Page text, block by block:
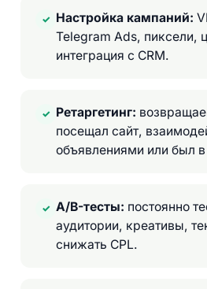
✓ Настройка кампаний:
Telegram Ads, пиксели,
интеграция с CRM.
✓ Ретаргетинг:
посещал сайт,
объявлениями или был
✓ A/B-тесты: постоянно
аудитории, креативы,
снижать CPL.